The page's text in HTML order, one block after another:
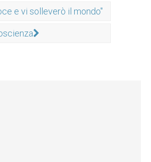
e vi solleverò il mondo"